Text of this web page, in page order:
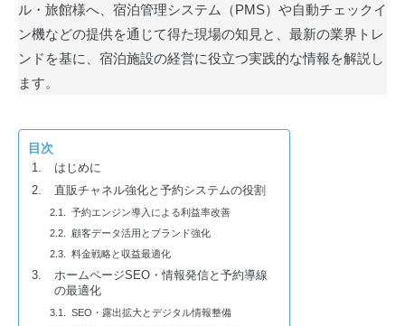
ル・旅館様へ、宿泊管理システム（PMS）や自動チェックイ
ン機などの提供を通じて得た現場の知見と、最新の業界トレ
ンドを基に、宿泊施設の経営に役立つ実践的な情報を解説し
ます。
目次
はじめに
直販チャネル強化と予約システムの役割
予約エンジン導入による利益率改善
顧客データ活用とブランド強化
料金戦略と収益最適化
ホームページSEO・情報発信と予約導線
の最適化
SEO・露出拡大とデジタル情報整備